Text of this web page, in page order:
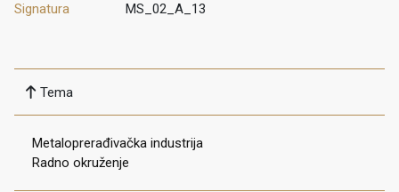
Signatura MS_02_A_13
Tema
Metaloprerađivačka industrija
Radno okruženje